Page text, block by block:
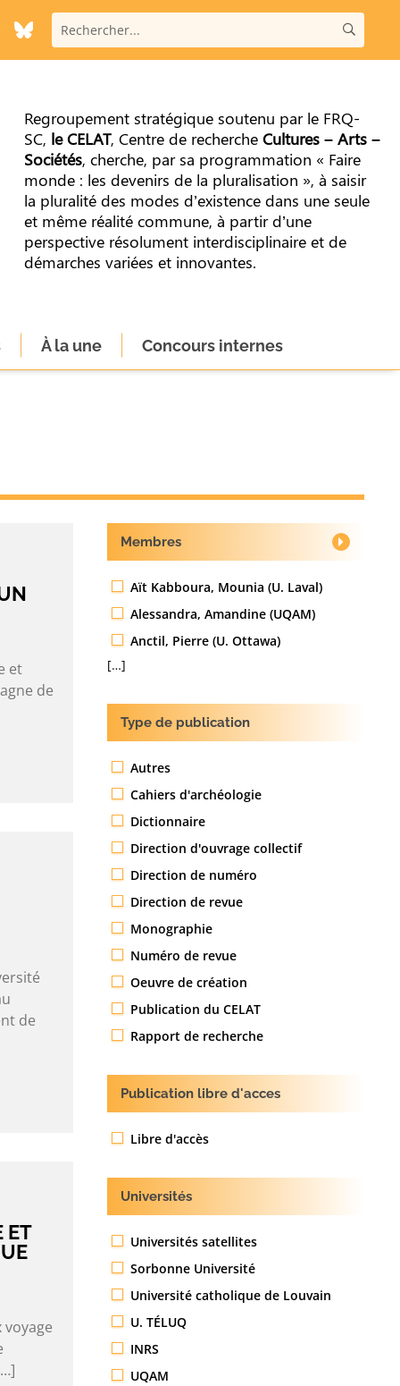
Regroupement stratégique soutenu par le FRQ-
SC, le CELAT, Centre de recherche Cultures – Arts –
Sociétés, cherche, par sa programmation « Faire
monde : les devenirs de la pluralisation », à saisir
la pluralité des modes d’existence dans une seule
et même réalité commune, à partir d’une
perspective résolument interdisciplinaire et de
démarches variées et innovantes.
À la une Concours internes
et
de
de
ET
voyage
Membres
Aït Kabboura, Mounia (U. Laval)
Alessandra, Amandine (UQAM)
Anctil, Pierre (U. Ottawa)
[…]
Type de publication
Autres
Cahiers d'archéologie
Dictionnaire
Direction d'ouvrage collectif
Direction de numéro
Direction de revue
Monographie
Numéro de revue
Oeuvre de création
Publication du CELAT
Rapport de recherche
Publication libre d'acces
Libre d'accès
Universités
Universités satellites
Sorbonne Université
Université catholique de Louvain
U. TÉLUQ
INRS
UQAM